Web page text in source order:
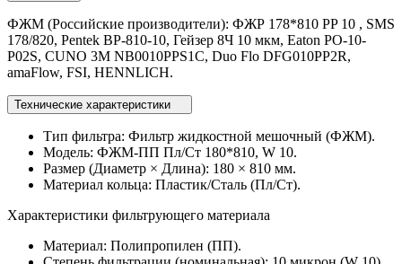
ФЖМ (Российские производители): ФЖР 178*810 PP 10 , SMS
178/820, Pentek BP-810-10, Гейзер 8Ч 10 мкм, Eaton PO-10-
P02S, CUNO 3M NB0010PPS1C, Duo Flo DFG010PP2R,
amaFlow, FSI, HENNLICH.
Технические характеристики
Тип фильтра: Фильтр жидкостной мешочный (ФЖМ).
Модель: ФЖМ-ПП Пл/Ст 180*810, W 10.
Размер (Диаметр × Длина): 180 × 810 мм.
Материал кольца: Пластик/Сталь (Пл/Ст).
Характеристики фильтрующего материала
Материал: Полипропилен (ПП).